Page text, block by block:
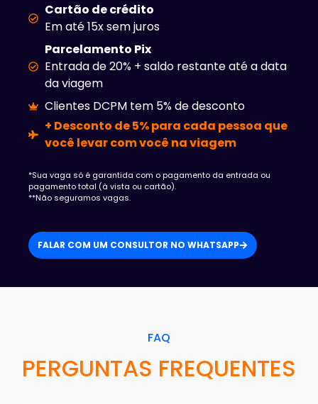
Cartão de crédito
Em até 15x sem juros
Parcelamento Pix
Entrada de 20% + saldo restante até a data
da viagem
Clientes DCPM tem 5% de desconto
+ Desconto de 5% para cada pessoa que
você levar com você na viagem
*Sua vaga só é garantida com o pagamento da entrada ou
pagamento total (à vista ou cartão).
**Não seguramos vagas.
FALAR COM UM CONSULTOR NO WHATSAPP
FAQ
PERGUNTAS FREQUENTES